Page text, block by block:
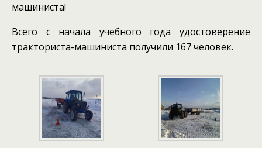
машиниста!
Всего с начала учебного года удостоверение
тракториста-машиниста получили 167 человек.